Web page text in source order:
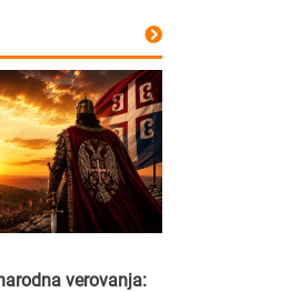
verovanja: